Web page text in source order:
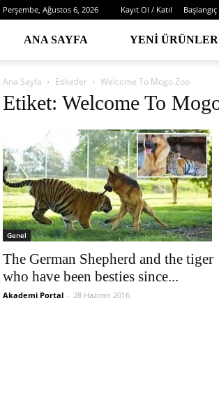
Perşembe, Ağustos 6, 2026 Kayıt Ol / Katıl Başlangıç
ANA SAYFA YENI ÜRÜNLER
Ana Sayfa Etiketler Welcome To Mogo Zoo
Etiket: Welcome To
Genel
The German Shepherd and the tiger
who have been besties since...
Akademi Portal - 28 Haziran 2016